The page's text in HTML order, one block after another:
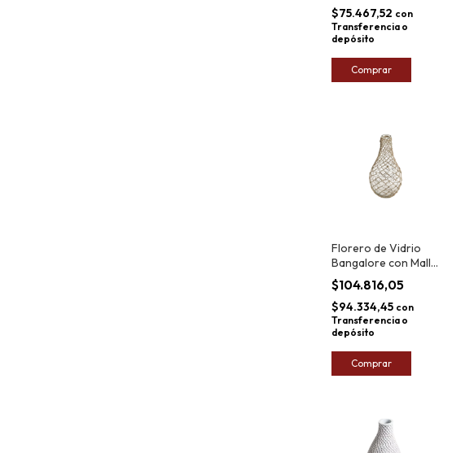
$75.467,52 con
Transferencia o
depósito
Comprar
Florero de Vidrio
Bangalore con Malla
Ratan 36x16cm
$104.816,05
$94.334,45 con
Transferencia o
depósito
Comprar